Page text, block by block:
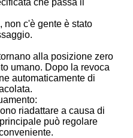
che passa il
non c'è gente è stato
alla posizione zero
umano. Dopo la revoca
automaticamente di
riadattare a causa di
può regolare